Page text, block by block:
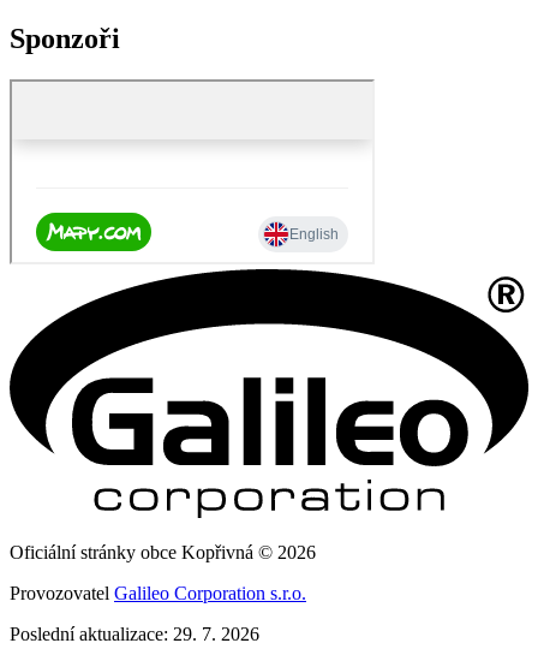
Sponzoři
Oficiální stránky obce Kopřivná © 2026
Provozovatel Galileo Corporation s.r.o.
Poslední aktualizace: 29. 7. 2026